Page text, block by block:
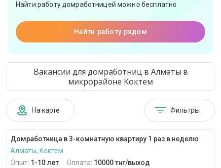
Найти работу домработницей можно бесплатно
Найти работу рядом
Вакансии для домработниц в Алматы в
микрорайоне Коктем
На карте Фильтры
Домработница в 3-комнатную квартиру 1 раз в неделю
Алматы, Коктем
Опыт: 1-10 лет Оплата: 10000 тнг/выход